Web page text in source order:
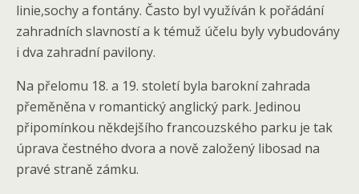
linie,sochy a fontány. Často byl využíván k pořádání
zahradních slavností a k témuž účelu byly vybudovány
i dva zahradní pavilony.
Na přelomu 18. a 19. století byla barokní zahrada
přeměněna v romantický anglický park. Jedinou
připomínkou někdejšího francouzského parku je tak
úprava čestného dvora a nově založený libosad na
pravé straně zámku.